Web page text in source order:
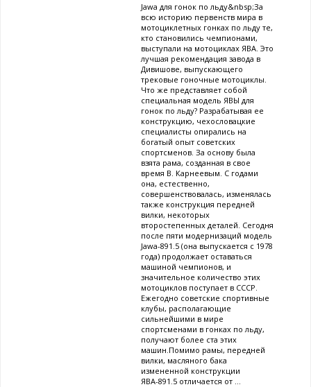
Jawa для гонок по льду&nbsp;За
всю историю первенств мира в
мотоциклетных гонках по льду те,
кто становились чемпионами,
выступали на мотоциклах ЯВА. Это
лучшая рекомендация завода в
Дивишове, выпускающего
трековые гоночные мотоциклы.
Что же представляет собой
специальная модель ЯВЫ для
гонок по льду? Разрабатывая ее
конструкцию, чехословацкие
специалисты опирались на
богатый опыт советских
спортсменов. За основу была
взята рама, созданная в свое
время В. Карнеевым. С годами
она, естественно,
совершенствовалась, изменялась
также конструкция передней
вилки, некоторых
второстепенных деталей. Сегодня
после пяти модернизаций модель
Jawa-891.5 (она выпускается с 1978
года) продолжает оставаться
машиной чемпионов, и
значительное количество этих
мотоциклов поступает в СССР.
Ежегодно советские спортивные
клубы, располагающие
сильнейшими в мире
спортсменами в гонках по льду,
получают более ста этих
машин.Помимо рамы, передней
вилки, масляного бака
измененной конструкции
ЯВА-891.5 отличается от ...